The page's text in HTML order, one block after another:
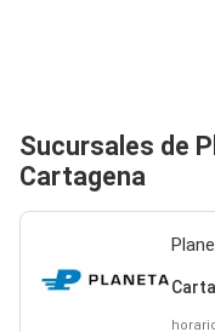
Sucursales de
Cartagena